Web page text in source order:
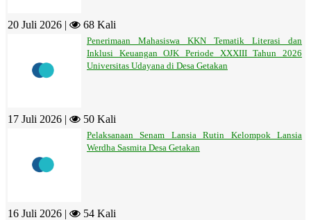
20 Juli 2026 | 68 Kali
Penerimaan Mahasiswa KKN Tematik Literasi dan
Inklusi Keuangan OJK Periode XXXIII Tahun 2026
Universitas Udayana di Desa Getakan
17 Juli 2026 | 50 Kali
Pelaksanaan Senam Lansia Rutin Kelompok Lansia
Werdha Sasmita Desa Getakan
16 Juli 2026 | 54 Kali